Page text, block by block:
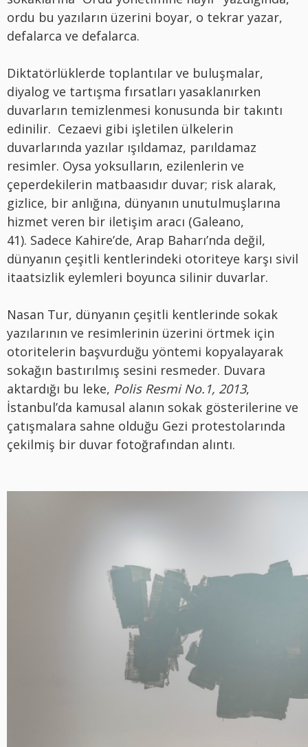
ordu bu yazıların üzerini boyar, o tekrar yazar,
defalarca ve defalarca.
Diktatörlüklerde toplantılar ve buluşmalar,
diyalog ve tartışma fırsatları yasaklanırken
duvarların temizlenmesi konusunda bir takıntı
edinilir. Cezaevi gibi işletilen ülkelerin
duvarlarında yazılar ışıldamaz, parıldamaz
resimler. Oysa yoksulların, ezilenlerin ve
çeperdekilerin matbaasıdır duvar; risk alarak,
gizlice, bir anlığına, dünyanın unutulmuşlarına
hizmet veren bir iletişim aracı (Galeano,
41). Sadece Kahire’de, Arap Baharı’nda değil,
dünyanın çeşitli kentlerindeki otoriteye karşı sivil
itaatsizlik eylemleri boyunca silinir duvarlar.
Nasan Tur, dünyanın çeşitli kentlerinde sokak
yazılarının ve resimlerinin üzerini örtmek için
otoritelerin başvurduğu yöntemi kopyalayarak
sokağın bastırılmış sesini resmeder. Duvara
aktardığı bu leke, Polis Resmi No.1, 2013,
İstanbul’da kamusal alanın sokak gösterilerine ve
çatışmalara sahne olduğu Gezi protestolarında
çekilmiş bir duvar fotoğrafından alıntı.